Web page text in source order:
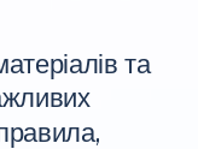
та